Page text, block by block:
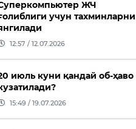
ЖЧ
учун тахминларни
12:57 / 12.07.2026
июль куни қандай об-ҳаво
15:49 / 19.07.2026